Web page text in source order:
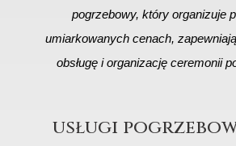
pogrzebowy, który organizuje
umiarkowanych cenach,
obsługę i organizację ceremonii
usługi